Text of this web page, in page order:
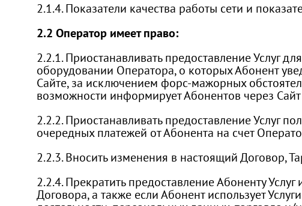
2.1.4. Показатели качества работы сети и
2.2 Оператор имеет право:
2.2.1. Приостанавливать предоставление Услуг
оборудовании Оператора, о которых Абонент
Сайте, за исключением форс-мажорных
возможности информирует Абонентов через
2.2.2. Приостанавливать предоставление Услуг
очередных платежей от Абонента на счет
2.2.3. Вносить изменения в настоящий Договор,
2.2.4. Прекратить предоставление Абоненту
Договора, а также если Абонент использует